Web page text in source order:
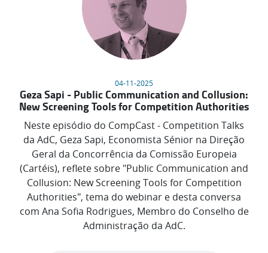
04-11-2025
Geza Sapi - Public Communication and Collusion:
New Screening Tools for Competition Authorities
Neste episódio do CompCast - Competition Talks
da AdC, Geza Sapi, Economista Sénior na Direção
Geral da Concorrência da Comissão Europeia
(Cartéis), reflete sobre "Public Communication and
Collusion: New Screening Tools for Competition
Authorities", tema do webinar e desta conversa
com Ana Sofia Rodrigues, Membro do Conselho de
Administração da AdC.